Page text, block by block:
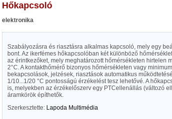
hőkapcsoló
elektronika
Szabályozásra és riasztásra alkalmas kapcsoló, mely egy
bont. Az ikerfémes hőkapcsolóban két különböző
az érintkezőket, mely meghatározott hőmérsékleten hirtelen
2°C. A kontakthőmérő bizonyos hőmérsékleten vagy
bekapcsolások, jelzések, riasztások automatikus
1/10...1/20 °C pontosságú érzékelést tesz lehetővé. A
is, melyekben az érzékelőszerv egy PTCellenállás (változó
áramkörök építhetők.
Szerkesztette: Lapoda Multimédia